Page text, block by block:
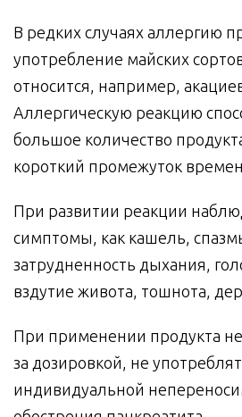
В редких случаях аллергию
употребление майских
относится, например,
Аллергическую реакцию
большое количество
короткий промежуток
При развитии реакции
симптомы, как кашель,
затрудненность дыхания,
вздутие живота, тошнота,
При применении продукта
за дозировкой, не
индивидуальной